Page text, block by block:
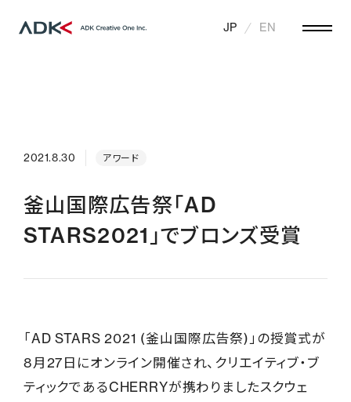
JP EN
2021.8.30 アワード
釜山国際広告祭「AD
STARS2021」でブロンズ受賞
「AD STARS 2021 (釜山国際広告祭)」の授賞式が
8月27日にオンライン開催され、クリエイティブ・ブ
ティックであるCHERRYが携わりましたスクウェ